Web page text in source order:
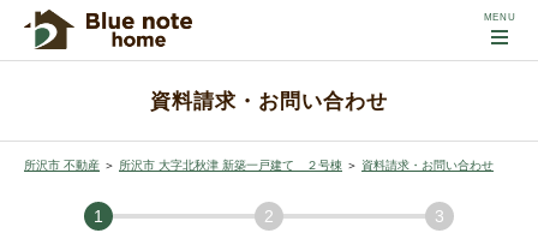
資料請求・お問い合わせ
所沢市 不動産 ＞ 所沢市 大字北秋津 新築一戸建て ２号棟 ＞ 資料請求・お問い合わせ